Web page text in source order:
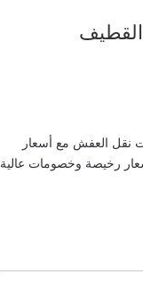
نقل العفش مع أسعار
رخيصة وخصومات عالية